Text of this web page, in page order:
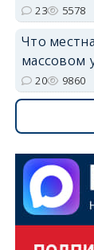
23 5578
Что
массовом
20 9860